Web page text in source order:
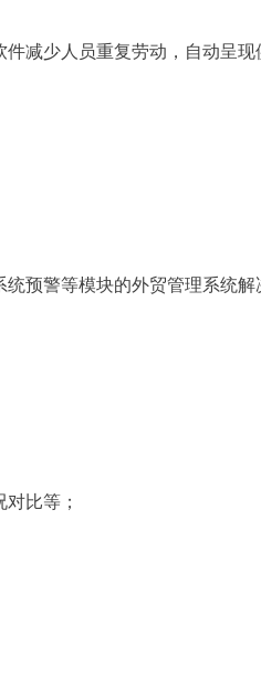
减少人员重复劳动，自动呈
预警等模块的外贸管理系统解
比等；